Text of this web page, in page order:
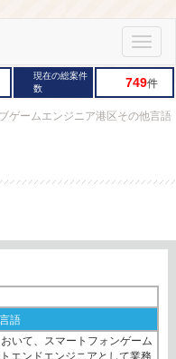
Toggle
現在の総案件
数
749件
ゲームエンジニア港区その他言語
語
いて、スマートフォンゲーム
エンドエンジニアとして業務